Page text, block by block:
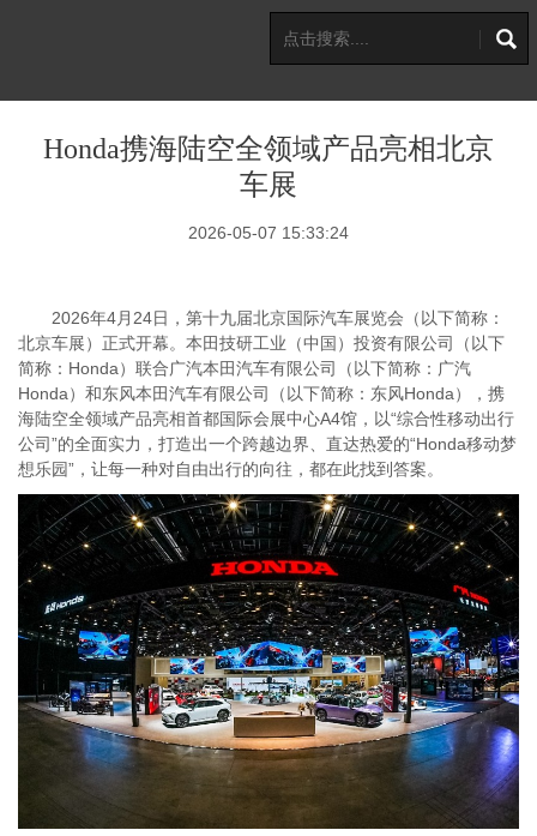
Honda携海陆空全领域产品亮相北京
车展
2026-05-07 15:33:24
2026年4月24日，第十九届北京国际汽车展览会（以下简称：
北京车展）正式开幕。本田技研工业（中国）投资有限公司（以下
简称：Honda）联合广汽本田汽车有限公司（以下简称：广汽
Honda）和东风本田汽车有限公司（以下简称：东风Honda），携
海陆空全领域产品亮相首都国际会展中心A4馆，以“综合性移动出行
公司”的全面实力，打造出一个跨越边界、直达热爱的“Honda移动梦
想乐园”，让每一种对自由出行的向往，都在此找到答案。